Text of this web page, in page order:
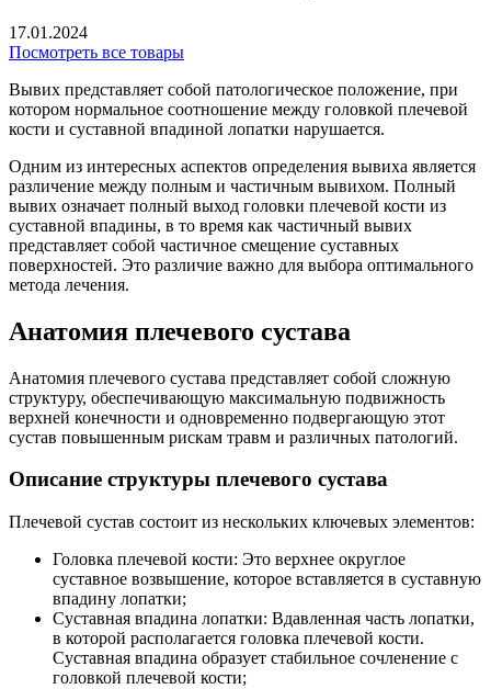
17.01.2024
Посмотреть все товары
Вывих представляет собой патологическое положение, при
котором нормальное соотношение между головкой плечевой
кости и суставной впадиной лопатки нарушается.
Одним из интересных аспектов определения вывиха является
различение между полным и частичным вывихом. Полный
вывих означает полный выход головки плечевой кости из
суставной впадины, в то время как частичный вывих
представляет собой частичное смещение суставных
поверхностей. Это различие важно для выбора оптимального
метода лечения.
Анатомия плечевого сустава
Анатомия плечевого сустава представляет собой сложную
структуру, обеспечивающую максимальную подвижность
верхней конечности и одновременно подвергающую этот
сустав повышенным рискам травм и различных патологий.
Описание структуры плечевого сустава
Плечевой сустав состоит из нескольких ключевых элементов:
Головка плечевой кости: Это верхнее округлое
суставное возвышение, которое вставляется в суставную
впадину лопатки;
Суставная впадина лопатки: Вдавленная часть лопатки,
в которой располагается головка плечевой кости.
Суставная впадина образует стабильное сочленение с
головкой плечевой кости;